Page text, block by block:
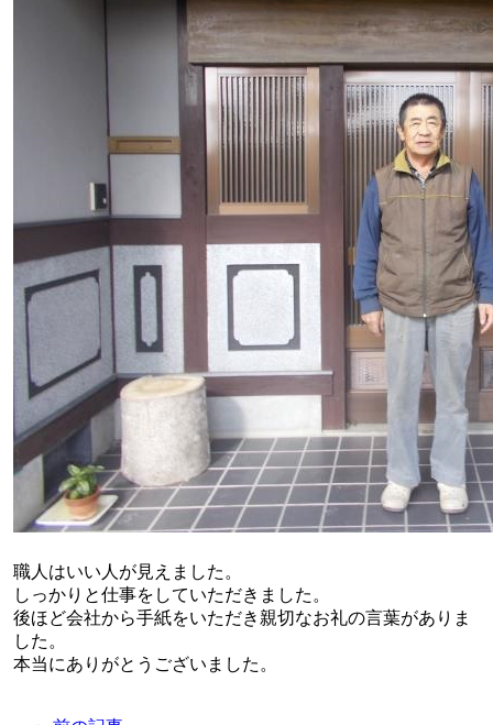
職人はいい人が見えました。
しっかりと仕事をしていただきました。
後ほど会社から手紙をいただき親切なお礼の言葉がありま
した。
本当にありがとうございました。